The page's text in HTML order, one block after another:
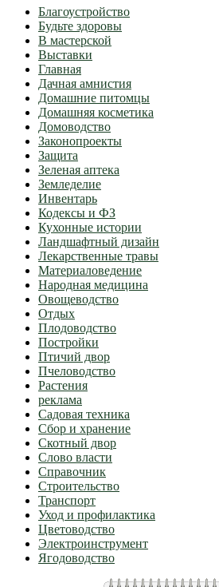
Благоустройство
Будьте здоровы
В мастерской
Выставки
Главная
Дачная амнистия
Домашние питомцы
Домашняя косметика
Домоводство
Законопроекты
Защита
Зеленая аптека
Земледелие
Инвентарь
Кодексы и ФЗ
Кухонные истории
Ландшафтный дизайн
Лекарственные травы
Материаловедение
Народная медицина
Овощеводство
Отдых
Плодоводство
Постройки
Птичий двор
Пчеловодство
Растения
реклама
Садовая техника
Сбор и хранение
Скотный двор
Слово власти
Справочник
Строительство
Транспорт
Уход и профилактика
Цветоводство
Электроинструмент
Ягодоводство